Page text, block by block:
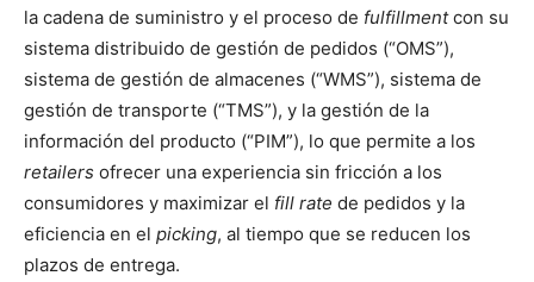
la cadena de suministro y el proceso de fulfillmentcon su
sistema distribuido de gestión de pedidos (“OMS”),
sistema de gestión de almacenes (“WMS”), sistema de
gestión de transporte (“TMS”), y la gestión de la
información del producto (“PIM”), lo que permite a los
retailers ofrecer una experiencia sin fricción a los
consumidores y maximizar el fill rate de pedidos y la
eficiencia en el picking, al tiempo que se reducen los
plazos de entrega.